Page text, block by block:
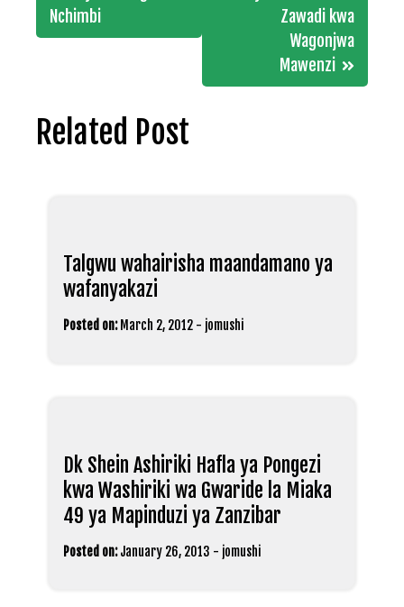
Nchimbi
Zawadi kwa
Wagonjwa
Mawenzi
Related Post
Talgwu wahairisha maandamano ya
wafanyakazi
Posted on: March 2, 2012 - jomushi
Dk Shein Ashiriki Hafla ya Pongezi
kwa Washiriki wa Gwaride la Miaka
49 ya Mapinduzi ya Zanzibar
Posted on: January 26, 2013 - jomushi